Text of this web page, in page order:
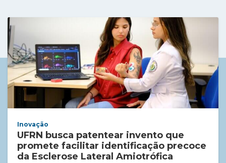
Inovação
UFRN busca patentear invento que
promete facilitar identificação precoce
da Esclerose Lateral Amiotrófica